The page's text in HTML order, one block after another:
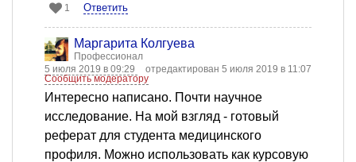
1 Ответить
Маргарита Колгуева
Профессионал
5 июля 2019 в 09:29
отредактирован 5 июля 2019 в 11:07
Сообщить модератору
Интересно написано. Почти научное
исследование. На мой взгляд - готовый
реферат для студента медицинского
профиля. Можно использовать как курсовую